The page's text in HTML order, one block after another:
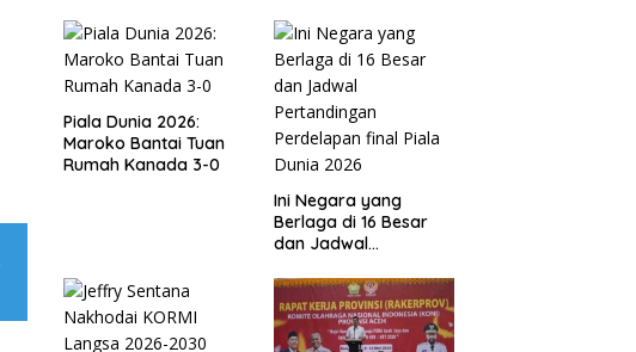
Asprov PSSI Aceh
Piala Dunia 2026:
Maroko Bantai Tuan
Rumah Kanada 3-0
Ini Negara yang
Berlaga di 16 Besar
dan Jadwal
Perdelapan final Piala
Dunia 2026